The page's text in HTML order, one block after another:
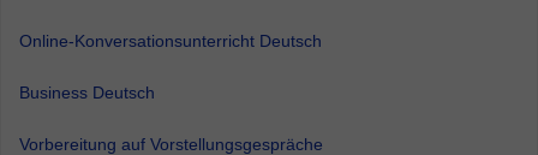
Online-Konversationsunterricht Deutsch
Business Deutsch
Vorbereitung auf Vorstellungsgespräche